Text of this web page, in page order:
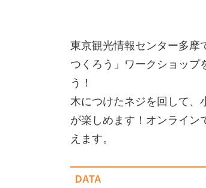
東京観光情報センター多摩
つくろう」ワークショップ
う！
木につけたネジを回して、
が楽しめます！ オンライン
えます。
DATA